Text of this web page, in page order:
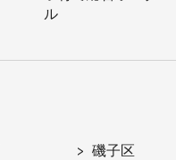
ル
磯子区